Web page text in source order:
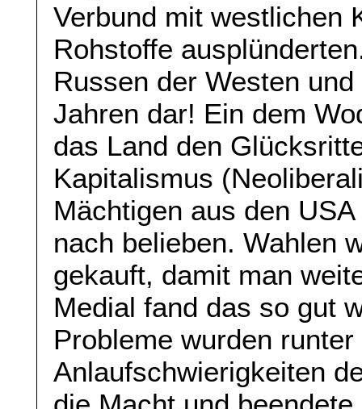
Verbund mit westlichen
Rohstoffe
Russen der Westen
Jahren dar! Ein dem
das Land den
Kapitalismus
Mächtigen aus den
nach belieben. Wahlen
gekauft, damit man
Medial fand das so gut
Probleme wurden
Anlaufschwierigkeiten